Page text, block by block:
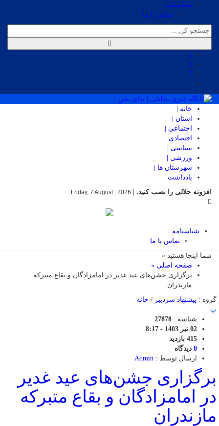
شناسنامه
تماس با ما
خانه |
استان |
اجتماعی |
اقتصادی |
سیاسی |
ورزشی |
شهرستان ها |
یادداشت
افزونه جلالی را نصب کنید.
Friday, 7 August , 2026
شناسنامه
تماس با ما
شما اینجا هستید »
صفحه اصلی »
برگزاری جشن‌های عید غدیر در امامزادگان و بقاع متبرکه
مازندران
گروه : پیشنهاد سردبیر / خانه
پ
شناسه : 27878
02 تیر 1403 - 8:17
415 بازدید
0 دیدگاه
ارسال توسط : Admin
برگزاری جشن‌های عید غدیر
در امامزادگان و بقاع متبرکه
مازندران